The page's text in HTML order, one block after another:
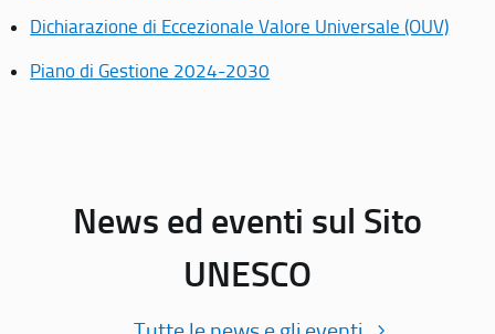
Dichiarazione di Eccezionale Valore Universale (OUV)
Piano di Gestione 2024-2030
News ed eventi sul Sito
UNESCO